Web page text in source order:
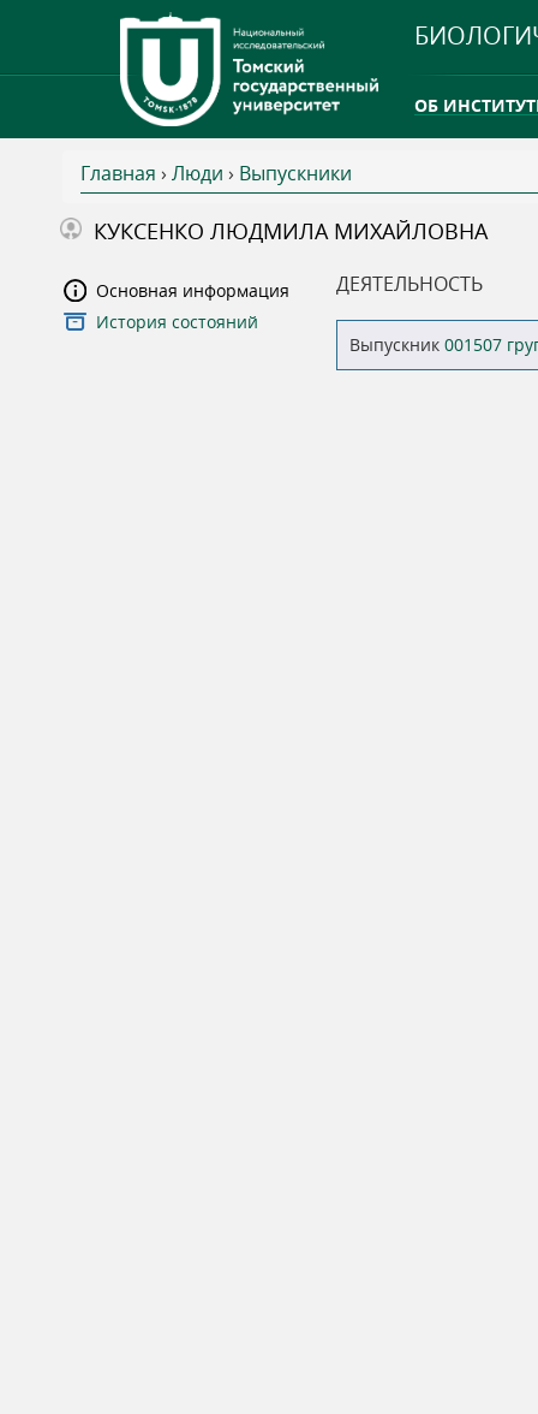
ОБ
ТГУ ОТКРЫЛ
В
ы
з
Главная › Люди › Выпускники
КУКСЕНКО ЛЮДМИЛА МИХАЙЛОВНА
Основная информация
История состояний
ДЕЯТЕЛЬНОСТЬ
Выпускник 001507